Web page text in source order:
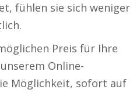
fühlen sie sich weniger
Preis für Ihre
Online-
Möglichkeit, sofort auf